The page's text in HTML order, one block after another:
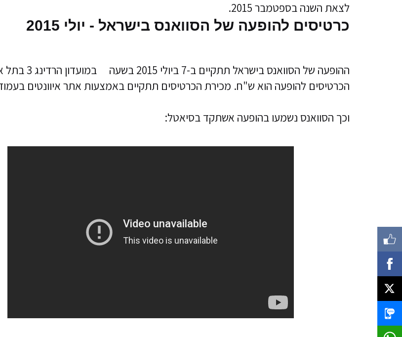
לצאת השנה בספטמבר 2015.
כרטיסים להופעה של הסוואנס בישראל - יולי 2015
ההופעה של הסוואנס בישראל
הכרטיסים להופעה הוא ש"ח. מכירת הכרטיסים תתקיים באמצעות אתר איוונטים
וכך הסוואנס נשמעו בהופעה אשתקד בסיאטל: